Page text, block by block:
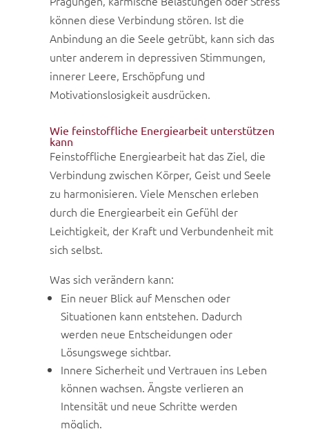
können diese Verbindung stören. Ist die
Anbindung an die Seele getrübt, kann sich das
unter anderem in depressiven Stimmungen,
innerer Leere, Erschöpfung und
Motivationslosigkeit ausdrücken.
Wie feinstoffliche Energiearbeit unterstützen
kann
Feinstoffliche Energiearbeit hat das Ziel, die
Verbindung zwischen Körper, Geist und Seele
zu harmonisieren. Viele Menschen erleben
durch die Energiearbeit ein Gefühl der
Leichtigkeit, der Kraft und Verbundenheit mit
sich selbst.
Was sich verändern kann:
Ein neuer Blick auf Menschen oder
Situationen kann entstehen. Dadurch
werden neue Entscheidungen oder
Lösungswege sichtbar.
Innere Sicherheit und Vertrauen ins Leben
können wachsen. Ängste verlieren an
Intensität und neue Schritte werden
möglich.